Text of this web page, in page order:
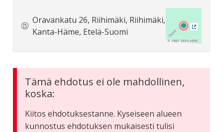
Oravankatu 26, Riihimäki, Riihimäki,
Kanta-Häme, Etelä-Suomi
Tämä ehdotus ei ole mahdollinen,
koska:
Kiitos ehdotuksestanne. Kyseiseen alueen
kunnostus ehdotuksen mukaisesti tulisi